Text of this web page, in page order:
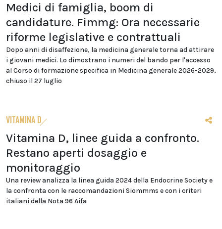
Medici di famiglia, boom di
candidature. Fimmg: Ora necessarie
riforme legislative e contrattuali
Dopo anni di disaffezione, la medicina generale torna ad attirare
i giovani medici. Lo dimostrano i numeri del bando per l'accesso
al Corso di formazione specifica in Medicina generale 2026-2029,
chiuso il 27 luglio
VITAMINA D
Vitamina D, linee guida a confronto.
Restano aperti dosaggio e
monitoraggio
Una review analizza la linea guida 2024 della Endocrine Society e
la confronta con le raccomandazioni Siommms e con i criteri
italiani della Nota 96 Aifa